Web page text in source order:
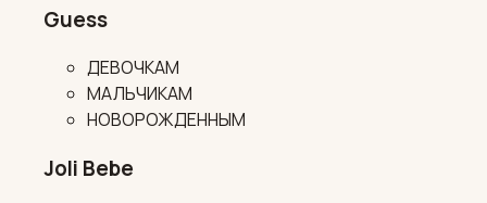
Guess
ДЕВОЧКАМ
МАЛЬЧИКАМ
НОВОРОЖДЕННЫМ
Joli Bebe